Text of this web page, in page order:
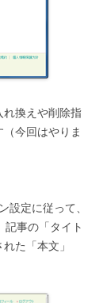
れ換えや削除指
今回はやりま
定に従って、
記事の「タイト
た「本文」